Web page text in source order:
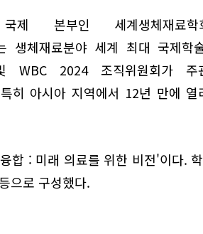
제 본부인 세계생체재료학회
생체재료분야 세계 최대 국제학
WBC 2024 조직위원회가 주
히 아시아 지역에서 12년 만에
합 : 미래 의료를 위한 비전'이다.
으로 구성했다.